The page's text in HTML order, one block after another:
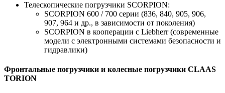
Телескопические погрузчики SCORPION:
SCORPION 600 / 700 серии (836, 840, 905, 906,
907, 964 и др., в зависимости от поколения)
SCORPION в кооперации с Liebherr (современные
модели с электронными системами безопасности и
гидравлики)
Фронтальные погрузчики и колесные погрузчики CLAAS
TORION